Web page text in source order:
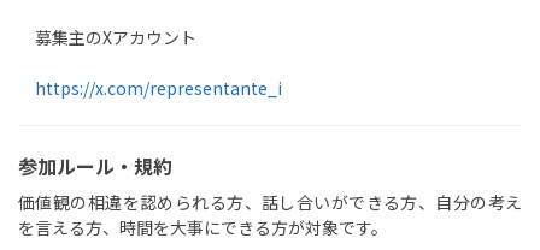
募集主のXアカウント
https://x.com/representante_i
参加ルール・規約
価値観の相違を認められる方、話し合いができる方、自分の考え
を言える方、時間を大事にできる方が対象です。